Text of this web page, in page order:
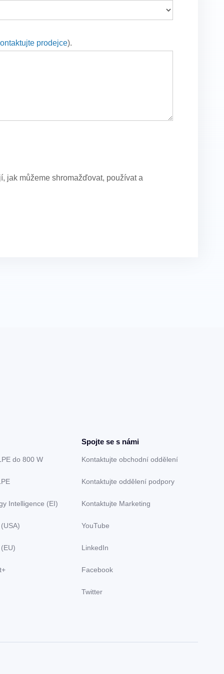
prodejce).
jak můžeme shromažďovat, používat a
do 800 W
Intelligence (EI)
Spojte se s námi
Kontaktujte obchodní oddělení
Kontaktujte oddělení podpory
Kontaktujte Marketing
YouTube
LinkedIn
Facebook
Twitter